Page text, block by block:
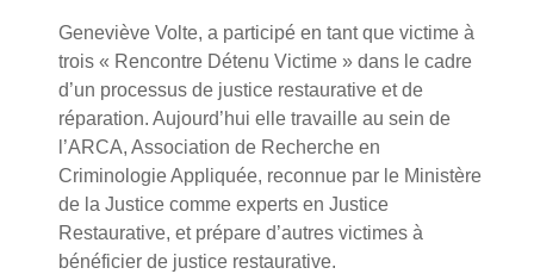
Geneviève Volte, a participé en tant que victime à
trois « Rencontre Détenu Victime » dans le cadre
d’un processus de justice restaurative et de
réparation. Aujourd’hui elle travaille au sein de
l’ARCA, Association de Recherche en
Criminologie Appliquée, reconnue par le Ministère
de la Justice comme experts en Justice
Restaurative, et prépare d’autres victimes à
bénéficier de justice restaurative.